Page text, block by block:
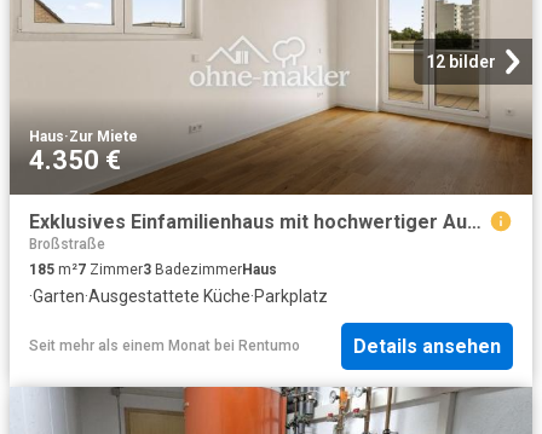
12 bilder
Haus·Zur Miete
4.350 €
Exklusives Einfamilienhaus mit hochwertiger Ausstattung, Garage und Garten
Broßstraße
185 m²7 Zimmer3 BadezimmerHaus
·Garten·Ausgestattete Küche·Parkplatz
Seit mehr als einem Monat bei Rentumo Details ansehen